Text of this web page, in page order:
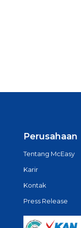
Perusahaan
Tentang McEasy
Karir
Kontak
Press Release